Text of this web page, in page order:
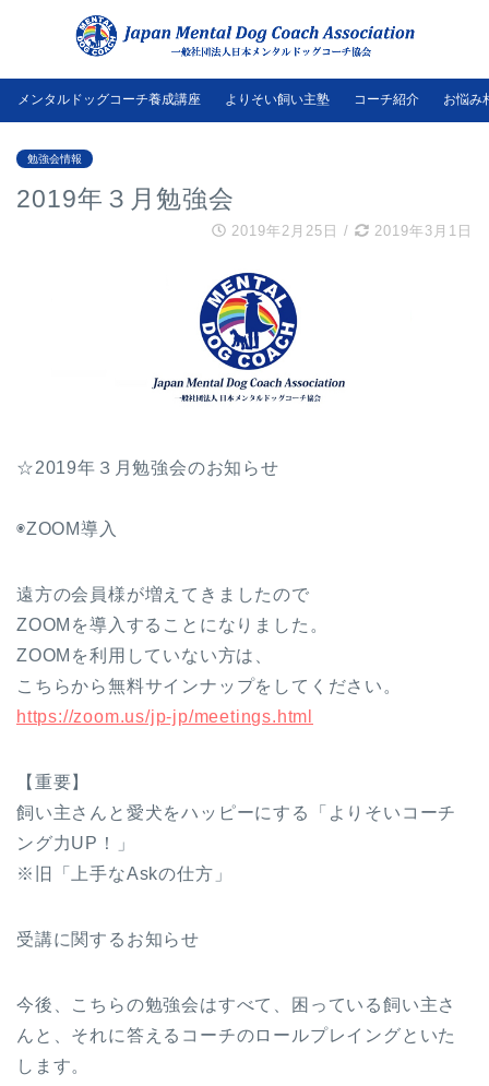
メンタルドッグコーチ養成講座 よりそい飼い主塾 コーチ紹介 お悩み
勉強会情報
2019年３月勉強会
2019年2月25日 / 2019年3月1日
☆2019年３月勉強会のお知らせ
◉ZOOM導入
遠方の会員様が増えてきましたので
ZOOMを導入することになりました。
ZOOMを利用していない方は、
こちらから無料サインナップをしてください。
https://zoom.us/jp-jp/meetings.html
【重要】
飼い主さんと愛犬をハッピーにする「よりそいコーチ
ング力UP！」
※旧「上手なAskの仕方」
受講に関するお知らせ
今後、こちらの勉強会はすべて、困っている飼い主さ
んと、それに答えるコーチのロールプレイングといた
します。